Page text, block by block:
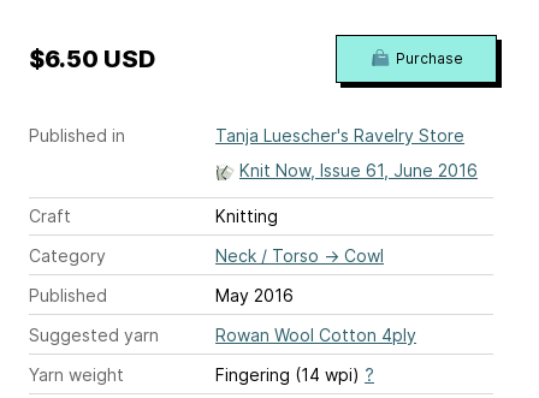
Published in
Tanja Luescher's Ravelry Store
Knit Now, Issue 61, June 2016
Craft
Knitting
Category
Neck / Torso → Cowl
Published
May 2016
Suggested yarn
Rowan Wool Cotton 4ply
Yarn weight
Fingering (14 wpi) ?
$6.50 USD Purchase